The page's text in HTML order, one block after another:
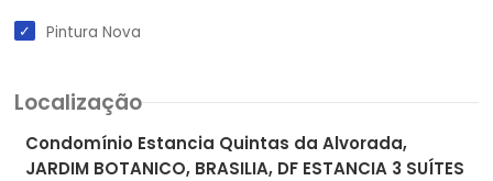
Pintura Nova
Localização
Condomínio Estancia Quintas da Alvorada,
JARDIM BOTANICO, BRASILIA, DF ESTANCIA 3 SUÍTES